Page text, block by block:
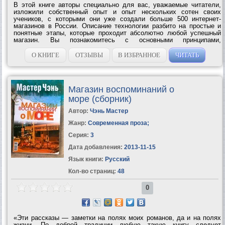
В этой книге авторы специально для вас, уважаемые читатели,
изложили собственный опыт и опыт нескольких сотен своих
учеников, с которыми они уже создали больше 500 интернет-
магазинов в России. Описание технологии разбито на простые и
понятные этапы, которые проходит абсолютно любой успешный
магазин. Вы познакомитесь с основными принципами,
позволяющими построить свой бизнес наиболее быстро и с
вложениями, которые может позволить...
О КНИГЕ ОТЗЫВЫ В ИЗБРАННОЕ ЧИТАТЬ
Магазин воспоминаний о
море (сборник)
Автор: Чэнь Мастер
Жанр: Современная проза;
Серия: 3
Дата добавления: 2013-11-15
Язык книги: Русский
Кол-во страниц: 48
0
«Эти рассказы — заметки на полях моих романов, да и на полях